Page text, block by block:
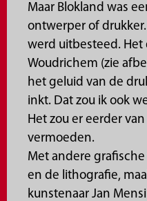
Maar Blokland was
ontwerper of
werd uitbesteed.
Woudrichem (zie
het geluid van de
inkt. Dat zou ik ook
Het zou er eerder
vermoeden.
Met andere
en de lithografie,
kunstenaar Jan